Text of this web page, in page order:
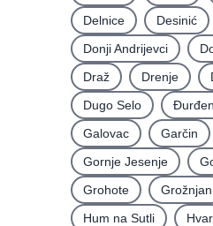
Delnice
Desinić
Donji Andrijevci
Draž
Drenje
Dugo Selo
Galovac
Garčin
Gornje Jesenje
Grohote
Grožnjan
Hum na Sutli
Hvar